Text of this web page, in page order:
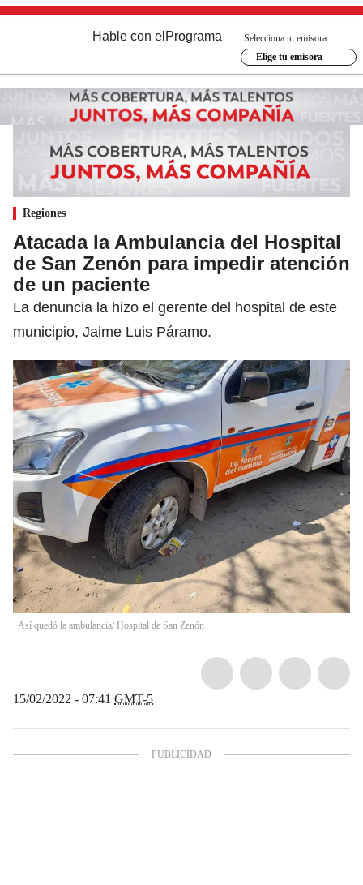
Hable con el Programa
Selecciona tu emisora
Elige tu emisora
Regiones
Atacada la Ambulancia del Hospital
de San Zenón para impedir atención
de un paciente
La denuncia la hizo el gerente del hospital de este
municipio, Jaime Luis Páramo.
Así quedó la ambulancia/ Hospital de San Zenón
15/02/2022 - 07:41 GMT-5